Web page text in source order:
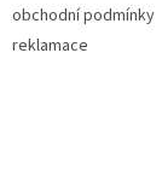
obchodní podmínky
reklamace